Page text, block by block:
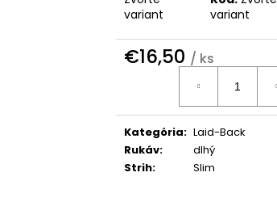
variant
variant
€16,50 / ks
Jednotková
Kategória: Laid-Back
Rukáv:
dlhý
Strih: Slim
KOŠEĽA K068-A01